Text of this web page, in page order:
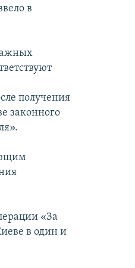
в
получения
законного
«За
в один и